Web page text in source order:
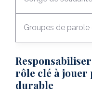
Groupes de parole
rôle clé à jouer
durable